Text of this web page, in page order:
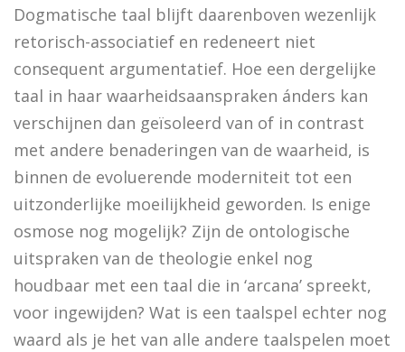
Eigen wijs
Moby Dick
Dingen die verborgen waren
Alkibiades
De schepping van de wereld
Inclusieve godsdienstpedagogiek
Luther de biografie
Dogmatische taal blijft daarenboven wezenlijk
retorisch-associatief en redeneert niet
consequent argumentatief. Hoe een dergelijke
taal in haar waarheidsaanspraken ánders kan
verschijnen dan geïsoleerd van of in contrast
met andere benaderingen van de waarheid, is
binnen de evoluerende moderniteit tot een
uitzonderlijke moeilijkheid geworden. Is enige
osmose nog mogelijk? Zijn de ontologische
uitspraken van de theologie enkel nog
houdbaar met een taal die in ‘arcana’ spreekt,
voor ingewijden? Wat is een taalspel echter nog
waard als je het van alle andere taalspelen moet